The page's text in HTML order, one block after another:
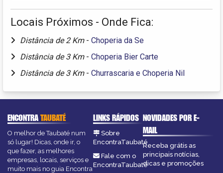
Locais Próximos - Onde Fica:
Distância de 2 Km - Choperia da Se
Distância de 3 Km - Choperia Bier Carte
Distância de 3 Km - Churrascaria e Choperia Nil
ENCONTRATAUBATÉ
O melhor de Taubaté num
só lugar! Dicas, onde ir, o
que fazer, as melhores
empresas, locais, serviços e
muito mais no guia Encontra
LINKS RÁPIDOS
Sobre
EncontraTaubaté
Fale com o
EncontraTaubaté
NOVIDADES POR E-
MAIL
Receba grátis as
principais notícias,
dicas e promoções